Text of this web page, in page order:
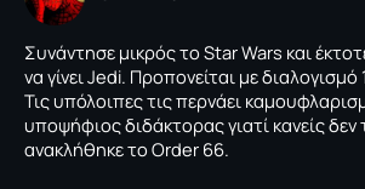
Συνάντησε μικρός το Star Wars και
να γίνει Jedi. Προπονείται με
Τις υπόλοιπες τις περνάει
υποψήφιος διδάκτορας γιατί κανείς
ανακλήθηκε το Order 66.